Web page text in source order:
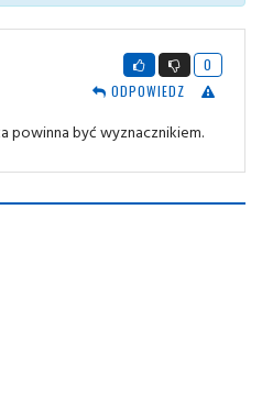
0
ODPOWIEDZ
powinna być wyznacznikiem.